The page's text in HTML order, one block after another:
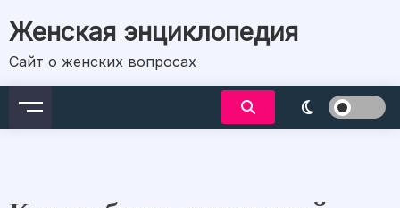
to
content
Женская энциклопедия
Сайт о женских вопросах